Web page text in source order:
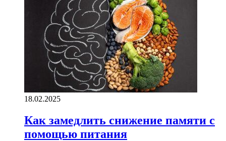
18.02.2025
Как замедлить снижение памяти с
помощью питания